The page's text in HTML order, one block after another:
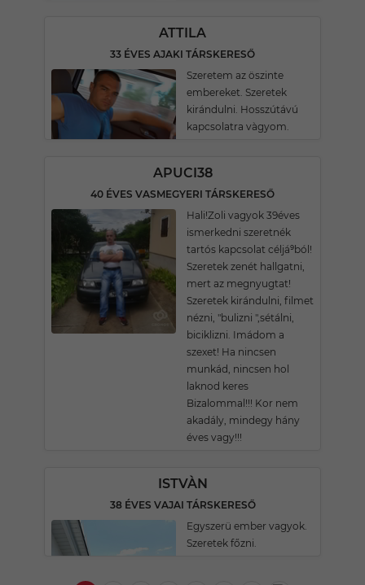
ATTILA
33 ÉVES AJAKI TÁRSKERESŐ
Szeretem az öszinte
embereket. Szeretek
kirándulni. Hosszútávú
kapcsolatra vàgyom.
APUCI38
40 ÉVES VASMEGYERI TÁRSKERESŐ
Hali!Zoli vagyok 39éves
ismerkedni szeretnék
tartós kapcsolat céljá⁹ból!
Szeretek zenét hallgatni,
mert az megnyugtat!
Szeretek kirándulni, filmet
nézni, "bulizni ",sétálni,
biciklizni. Imádom a
szexet! Ha nincsen
munkád, nincsen hol
laknod keres
Bizalommal!!! Kor nem
akadály, mindegy hány
éves vagy!!!
ISTVÀN
38 ÉVES VAJAI TÁRSKERESŐ
Egyszerü ember vagyok.
Szeretek főzni.